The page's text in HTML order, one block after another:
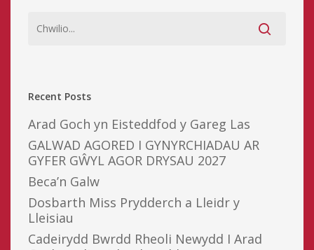
Recent Posts
Arad Goch yn Eisteddfod y Gareg Las
GALWAD AGORED I GYNYRCHIADAU AR
GYFER GŴYL AGOR DRYSAU 2027
Beca’n Galw
Dosbarth Miss Prydderch a Lleidr y
Lleisiau
Cadeirydd Bwrdd Rheoli Newydd I Arad